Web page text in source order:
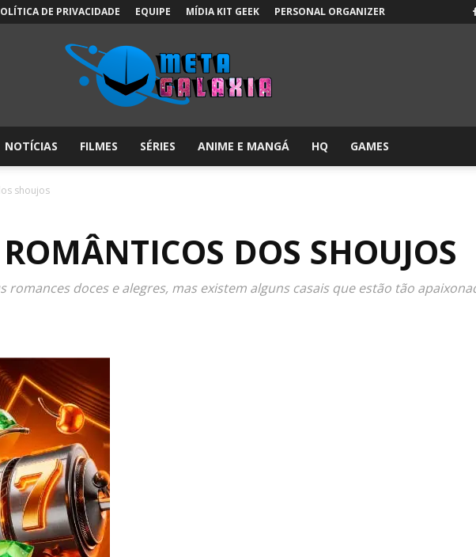
DE PRIVACIDADE EQUIPE MÍDIA KIT GEEK PERSONAL ORGANIZER
Galáxia:
NOTÍCIAS FILMES SÉRIES ANIME E MANGÁ HQ GAMES
shoujos
DOS SHOUJOS
doces e alegres, mas existem alguns casais que estão tão